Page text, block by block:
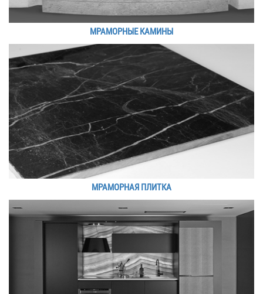
МРАМОРНЫЕ КАМИНЫ
МРАМОРНАЯ ПЛИТКА